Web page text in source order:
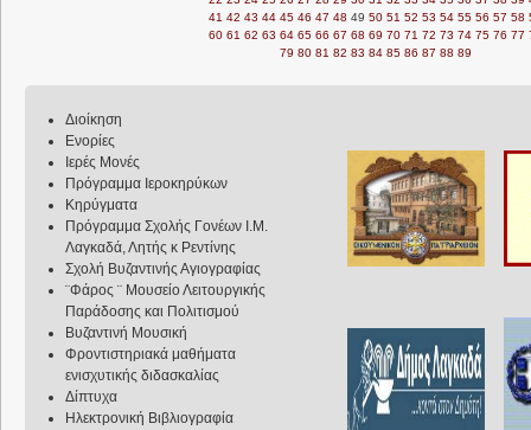
41 42 43 44 45 46 47 48 49 50 51 52 53 54 55 56 57 58
60 61 62 63 64 65 66 67 68 69 70 71 72 73 74 75 76 77
79 80 81 82 83 84 85 86 87 88 89
Διοίκηση
Ενορίες
Ιερές Μονές
Πρόγραμμα Ιεροκηρύκων
Κηρύγματα
Πρόγραμμα Σχολής Γονέων Ι.Μ.
Λαγκαδά, Λητής κ Ρεντίνης
Σχολή Βυζαντινής Αγιογραφίας
¨Φάρος ¨ Μουσείο Λειτουργικής
Παράδοσης και Πολιτισμού
Βυζαντινή Μουσική
Φροντιστηριακά μαθήματα
ενισχυτικής διδασκαλίας
Δίπτυχα
Ηλεκτρονική Βιβλιογραφία